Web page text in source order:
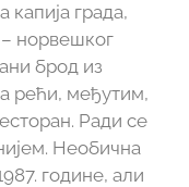
града,
норвешког
брод из
рећи, међутим,
Ради се
Необична
године, али